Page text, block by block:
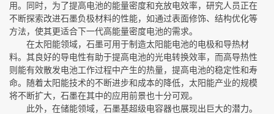
用。同时，为了提高电池的能量密度和充放电效率，研究人员正在
不断探索改进石墨负极材料的性能，如通过表面修饰、结构优化等
方法，使其更适合下一代高能量密度电池的需求。
在太阳能领域，石墨可用于制造太阳能电池的电极和导热材
料。其良好的导电性有助于提高电池的光电转换效率，而高导热性
则能有效散发电池工作过程中产生的热量，提高电池的稳定性和寿
命。随着太阳能技术的不断进步和成本的降低，太阳能产业的规模
将不断扩大，石墨在其中的应用前景也十分可观。
此外，在储能领域，石墨基超级电容器也展现出巨大的潜力。